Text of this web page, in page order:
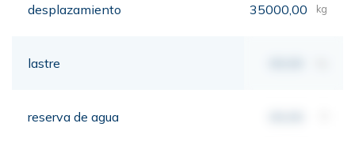
desplazamiento 35000,00 kg
lastre
reserva de agua